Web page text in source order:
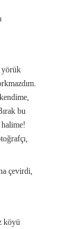
yörük
bu
çevirdi,
köyü